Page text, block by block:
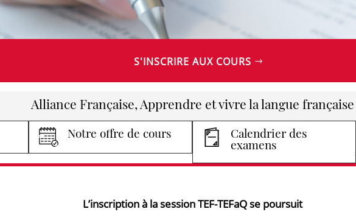
S'INSCRIRE AUX COURS
Alliance Française, Apprendre et vivre la langue française
Notre offre de cours Calendrier des
examens
L’inscription à la session TEF-TEFaQ se poursuit